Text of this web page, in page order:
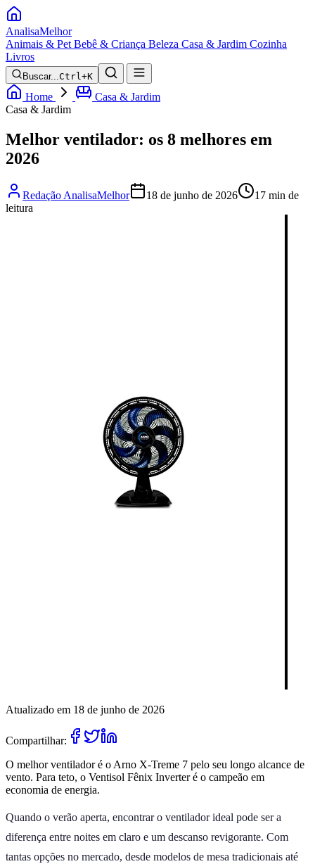
AnalisaMelhor
Animais & Pet Bebê & Criança Beleza Casa & Jardim Cozinha
Livros
Buscar...Ctrl+K
Home
Casa & Jardim
Casa & Jardim
Melhor ventilador: os 8 melhores em
2026
Redação AnalisaMelhor 18 de junho de 2026
17 min de
leitura
Atualizado em 18 de junho de 2026
Compartilhar:
O melhor ventilador é o Arno X-Treme 7 pelo seu longo alcance de
vento. Para teto, o Ventisol Fênix Inverter é o campeão em
economia de energia.
Quando o verão aperta, encontrar o ventilador ideal pode ser a
diferença entre noites em claro e um descanso revigorante. Com
tantas opções no mercado, desde modelos de mesa tradicionais até